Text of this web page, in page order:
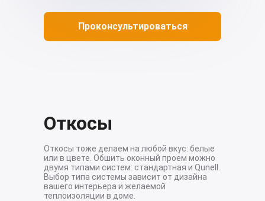
Проконсультироваться
Откосы
Откосы тоже делаем на любой вкус: белые
или в цвете. Обшить оконный проем можно
двумя типами систем: стандартная и Qunell.
Выбор типа системы зависит от дизайна
вашего интерьера и желаемой
теплоизоляции в доме.